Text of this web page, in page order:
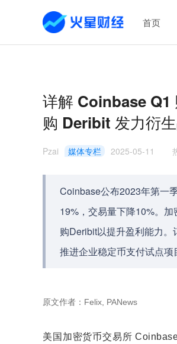
首页
详解 Coinbase Q1
购 Deribit 发力衍
Pzai 媒体专栏 2025-05-11
Coinbase公布2023年第一
19%，交易量下降10%。
购Deribit以提升盈利能力
推进企业稳定币支付试点项
原文作者：Felix, PANews
美国加密货币交易所